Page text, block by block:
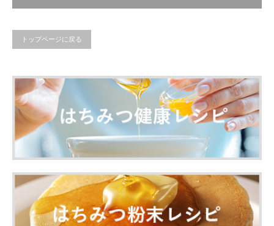
トップページに戻る